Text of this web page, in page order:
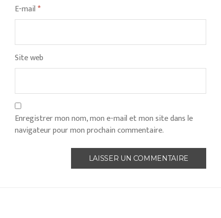
E-mail*
Site web
Enregistrer mon nom, mon e-mail et mon site dans le
navigateur pour mon prochain commentaire.